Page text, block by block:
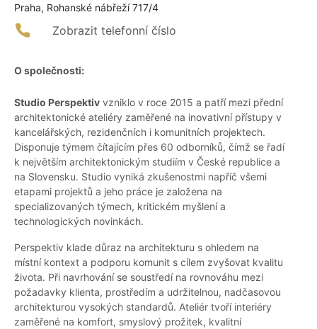
Praha, Rohanské nábřeží 717/4
Zobrazit telefonní číslo
O společnosti:
Studio Perspektiv vzniklo v roce 2015 a patří mezi přední
architektonické ateliéry zaměřené na inovativní přístupy v
kancelářských, rezidenčních i komunitních projektech.
Disponuje týmem čítajícím přes 60 odborníků, čímž se řadí
k největším architektonickým studiím v České republice a
na Slovensku. Studio vyniká zkušenostmi napříč všemi
etapami projektů a jeho práce je založena na
specializovaných týmech, kritickém myšlení a
technologických novinkách.
Perspektiv klade důraz na architekturu s ohledem na
místní kontext a podporu komunit s cílem zvyšovat kvalitu
života. Při navrhování se soustředí na rovnováhu mezi
požadavky klienta, prostředím a udržitelnou, nadčasovou
architekturou vysokých standardů. Ateliér tvoří interiéry
zaměřené na komfort, smyslový prožitek, kvalitní